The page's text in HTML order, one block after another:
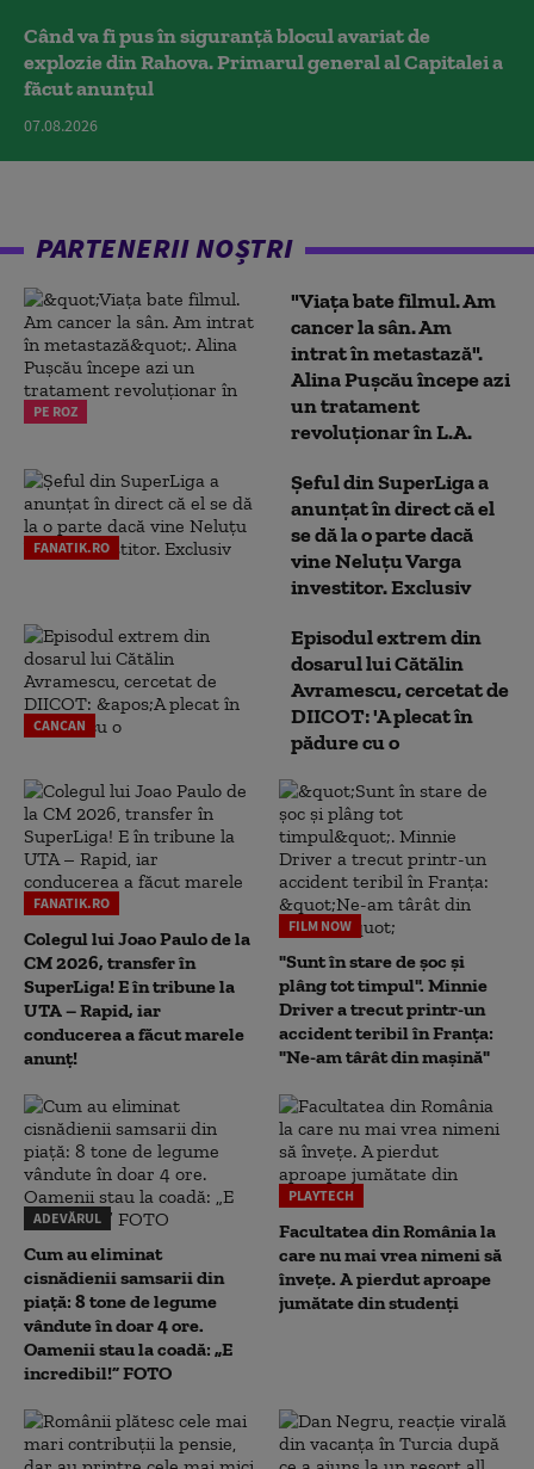
Când va fi pus în siguranță blocul avariat de
explozie din Rahova. Primarul general al Capitalei a
făcut anunțul
07.08.2026
PARTENERII NOȘTRI
PE ROZ
"Viața bate filmul. Am
cancer la sân. Am
intrat în metastază".
Alina Pușcău începe azi
un tratament
revoluționar în L.A.
FANATIK.RO
Șeful din SuperLiga a
anunțat în direct că el
se dă la o parte dacă
vine Neluțu Varga
investitor. Exclusiv
CANCAN
Episodul extrem din
dosarul lui Cătălin
Avramescu, cercetat de
DIICOT: 'A plecat în
pădure cu o
FANATIK.RO
Colegul lui Joao Paulo de la
CM 2026, transfer în
SuperLiga! E în tribune la
UTA – Rapid, iar
conducerea a făcut marele
anunț!
FILM NOW
"Sunt în stare de șoc și
plâng tot timpul". Minnie
Driver a trecut printr-un
accident teribil în Franța:
"Ne-am târât din mașină"
ADEVĂRUL
Cum au eliminat
cisnădienii samsarii din
piață: 8 tone de legume
vândute în doar 4 ore.
Oamenii stau la coadă: „E
incredibil!” FOTO
PLAYTECH
Facultatea din România la
care nu mai vrea nimeni să
înveţe. A pierdut aproape
jumătate din studenţi